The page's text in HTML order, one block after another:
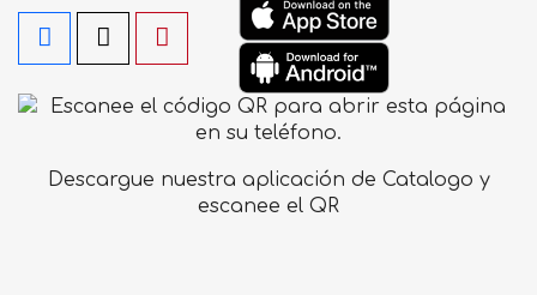
Descargue nuestra aplicación de Catalogo y
escanee el QR